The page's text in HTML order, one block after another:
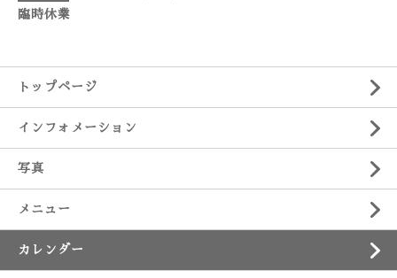
臨時休業
トップページ
インフォメーション
写真
メニュー
カレンダー